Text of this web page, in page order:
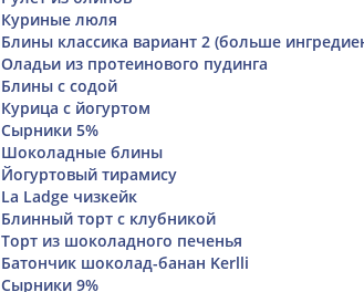
Куриные люля
Блины классика вариант 2 (больше
Оладьи из протеинового пудинга
Блины с содой
Курица с йогуртом
Сырники 5%
Шоколадные блины
Йогуртовый тирамису
La Ladge чизкейк
Блинный торт с клубникой
Торт из шоколадного печенья
Батончик шоколад-банан Kerlli
Сырники 9%